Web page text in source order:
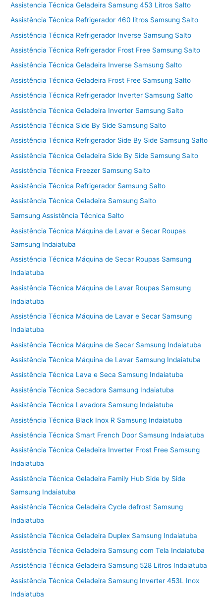
Assistencia Técnica Geladeira Samsung 453 Litros Salto
Assistência Técnica Refrigerador 460 litros Samsung Salto
Assistência Técnica Refrigerador Inverse Samsung Salto
Assistência Técnica Refrigerador Frost Free Samsung Salto
Assistência Técnica Geladeira Inverse Samsung Salto
Assistência Técnica Geladeira Frost Free Samsung Salto
Assistência Técnica Refrigerador Inverter Samsung Salto
Assistência Técnica Geladeira Inverter Samsung Salto
Assistência Técnica Side By Side Samsung Salto
Assistência Técnica Refrigerador Side By Side Samsung Salto
Assistência Técnica Geladeira Side By Side Samsung Salto
Assistência Técnica Freezer Samsung Salto
Assistência Técnica Refrigerador Samsung Salto
Assistência Técnica Geladeira Samsung Salto
Samsung Assistência Técnica Salto
Assistência Técnica Máquina de Lavar e Secar Roupas
Samsung Indaiatuba
Assistência Técnica Máquina de Secar Roupas Samsung
Indaiatuba
Assistência Técnica Máquina de Lavar Roupas Samsung
Indaiatuba
Assistência Técnica Máquina de Lavar e Secar Samsung
Indaiatuba
Assistência Técnica Máquina de Secar Samsung Indaiatuba
Assistência Técnica Máquina de Lavar Samsung Indaiatuba
Assistência Técnica Lava e Seca Samsung Indaiatuba
Assistência Técnica Secadora Samsung Indaiatuba
Assistência Técnica Lavadora Samsung Indaiatuba
Assistência Técnica Black Inox R Samsung Indaiatuba
Assistência Técnica Smart French Door Samsung Indaiatuba
Assistência Técnica Geladeira Inverter Frost Free Samsung
Indaiatuba
Assistência Técnica Geladeira Family Hub Side by Side
Samsung Indaiatuba
Assistência Técnica Geladeira Cycle defrost Samsung
Indaiatuba
Assistência Técnica Geladeira Duplex Samsung Indaiatuba
Assistência Técnica Geladeira Samsung com Tela Indaiatuba
Assistência Técnica Geladeira Samsung 528 Litros Indaiatuba
Assistência Técnica Geladeira Samsung Inverter 453L Inox
Indaiatuba